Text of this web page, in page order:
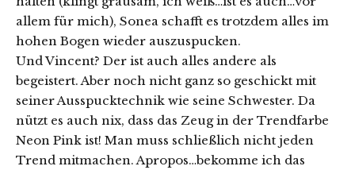
allem für mich), Sonea schafft es trotzdem alles im
hohen Bogen wieder auszuspucken.
Und Vincent? Der ist auch alles andere als
begeistert. Aber noch nicht ganz so geschickt mit
seiner Ausspucktechnik wie seine Schwester. Da
nützt es auch nix, dass das Zeug in der Trendfarbe
Neon Pink ist! Man muss schließlich nicht jeden
Trend mitmachen. Apropos…bekomme ich das